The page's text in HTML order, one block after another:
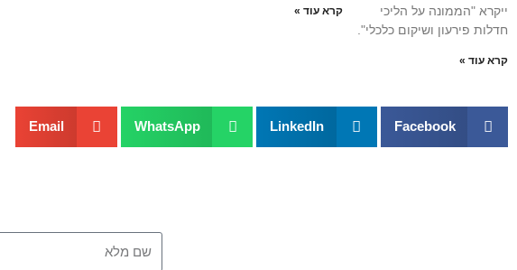
ייקרא "הממונה על הליכי
חדלות פירעון ושיקום כלכלי".
קרא עוד »
קרא עוד »
Facebook
LinkedIn
WhatsApp
Email